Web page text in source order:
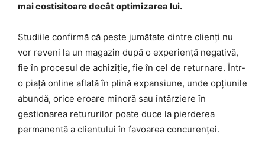
mai costisitoare decât optimizarea lui.
Studiile confirmă că peste jumătate dintre clienți nu
vor reveni la un magazin după o experiență negativă,
fie în procesul de achiziție, fie în cel de returnare. Într-
o piață online aflată în plină expansiune, unde opțiunile
abundă, orice eroare minoră sau întârziere în
gestionarea retururilor poate duce la pierderea
permanentă a clientului în favoarea concurenței.